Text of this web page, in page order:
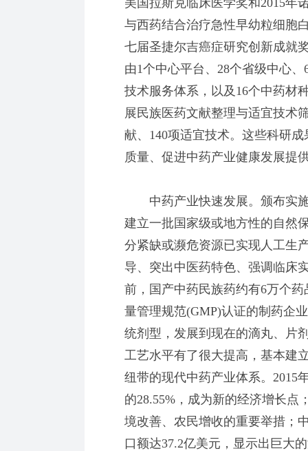
与西药结合治疗急性早幼粒细胞
七届圣捷尔吉癌症研究创新成就
由1个中心平台、28个省级中心
技术服务体系，以及16个中药材
展民族医药文献整理与适宜技术
献、140项适宜技术。这些科研
质量、促进中药产业健康发展提
中药产业快速发展。颁布实施
建立一批国家级或地方性的自然
分紧缺或濒危资源已实现人工生
导、突出中医药特色、强调临床
前，国产中药民族药约有6万个
量管理规范(GMP)认证的制药企
统剂型，发展到现在的滴丸、片
工艺水平有了很大提高，基本建
纽带的现代中药产业体系。2015
的28.55%，成为新的经济增长
境改善、农民增收的重要举措；
口额达37.2亿美元，显示出巨大